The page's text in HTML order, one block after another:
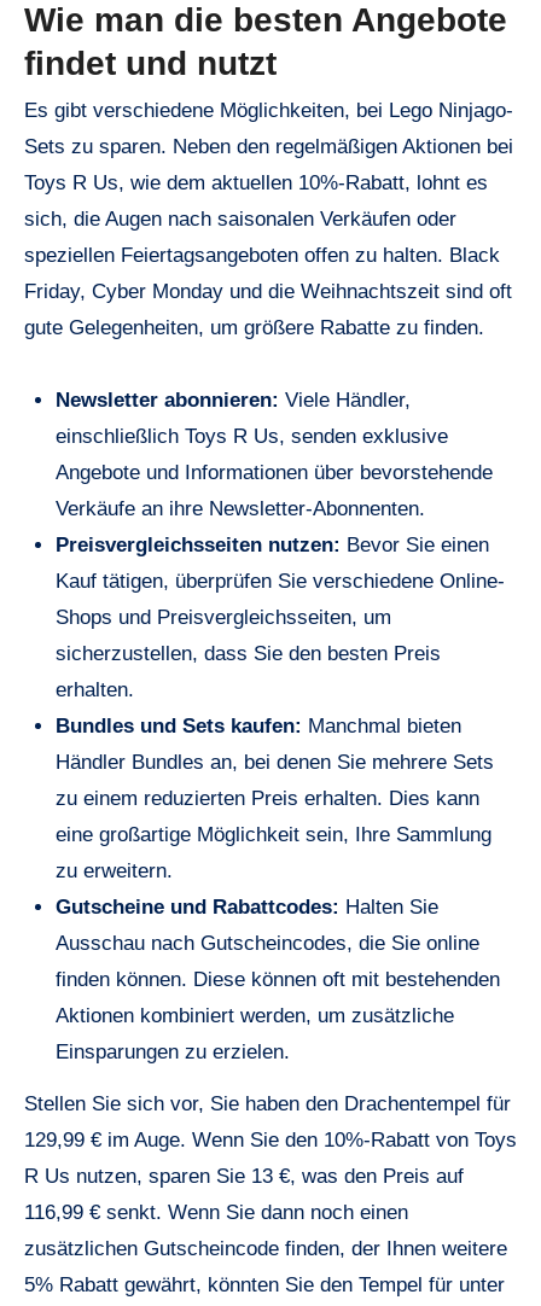
Wie man die besten Angebote
findet und nutzt
Es gibt verschiedene Möglichkeiten, bei Lego Ninjago-
Sets zu sparen. Neben den regelmäßigen Aktionen bei
Toys R Us, wie dem aktuellen 10%-Rabatt, lohnt es
sich, die Augen nach saisonalen Verkäufen oder
speziellen Feiertagsangeboten offen zu halten. Black
Friday, Cyber Monday und die Weihnachtszeit sind oft
gute Gelegenheiten, um größere Rabatte zu finden.
Newsletter abonnieren: Viele Händler,
einschließlich Toys R Us, senden exklusive
Angebote und Informationen über bevorstehende
Verkäufe an ihre Newsletter-Abonnenten.
Preisvergleichsseiten nutzen: Bevor Sie einen
Kauf tätigen, überprüfen Sie verschiedene Online-
Shops und Preisvergleichsseiten, um
sicherzustellen, dass Sie den besten Preis
erhalten.
Bundles und Sets kaufen: Manchmal bieten
Händler Bundles an, bei denen Sie mehrere Sets
zu einem reduzierten Preis erhalten. Dies kann
eine großartige Möglichkeit sein, Ihre Sammlung
zu erweitern.
Gutscheine und Rabattcodes: Halten Sie
Ausschau nach Gutscheincodes, die Sie online
finden können. Diese können oft mit bestehenden
Aktionen kombiniert werden, um zusätzliche
Einsparungen zu erzielen.
Stellen Sie sich vor, Sie haben den Drachentempel für
129,99 € im Auge. Wenn Sie den 10%-Rabatt von Toys
R Us nutzen, sparen Sie 13 €, was den Preis auf
116,99 € senkt. Wenn Sie dann noch einen
zusätzlichen Gutscheincode finden, der Ihnen weitere
5% Rabatt gewährt, könnten Sie den Tempel für unter